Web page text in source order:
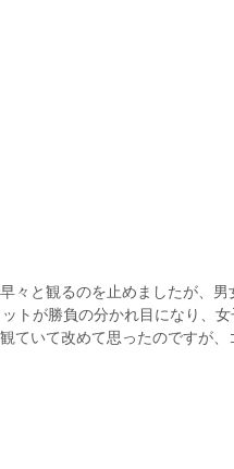
々と観るのを止めましたが、
トが勝負の分かれ目になり、
ていて改めて思ったのですが